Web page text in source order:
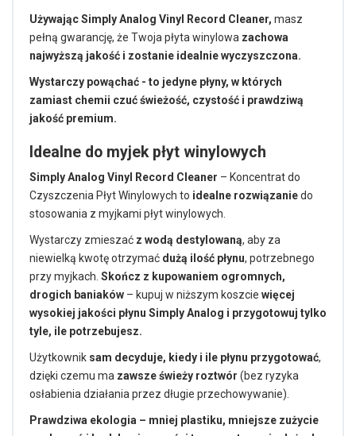
Używając Simply Analog Vinyl Record Cleaner, masz
pełną gwarancję, że Twoja płyta winylowa zachowa
najwyższą jakość i zostanie idealnie wyczyszczona.
Wystarczy powąchać - to jedyne płyny, w których
zamiast chemii czuć świeżość, czystość i prawdziwą
jakość premium.
Idealne do myjek płyt winylowych
Simply Analog Vinyl Record Cleaner – Koncentrat do
Czyszczenia Płyt Winylowych to idealne rozwiązaniedo
stosowania z myjkami płyt winylowych.
Wystarczy zmieszać z wodą destylowaną, aby za
niewielką kwotę otrzymać dużą ilość płynu, potrzebnego
przy myjkach. Skończ z kupowaniem ogromnych,
drogich baniaków – kupuj w niższym koszcie więcej
wysokiej jakości płynu Simply Analog i przygotowuj tylko
tyle, ile potrzebujesz.
Użytkownik sam decyduje, kiedy i ile płynu przygotować,
dzięki czemu ma zawsze świeży roztwór (bez ryzyka
osłabienia działania przez długie przechowywanie).
Prawdziwa ekologia – mniej plastiku, mniejsze zużycie